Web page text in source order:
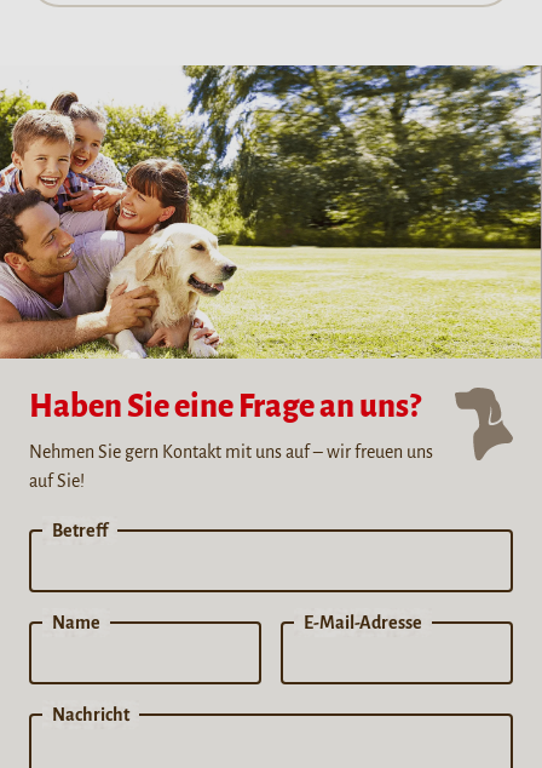
Haben Sie eine Frage an uns?
Nehmen Sie gern Kontakt mit uns auf – wir freuen uns
auf Sie!
Betreff
Name E-Mail-Adresse
Nachricht